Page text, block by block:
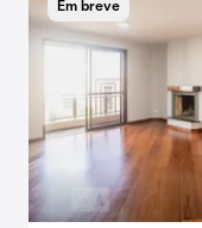
Em breve